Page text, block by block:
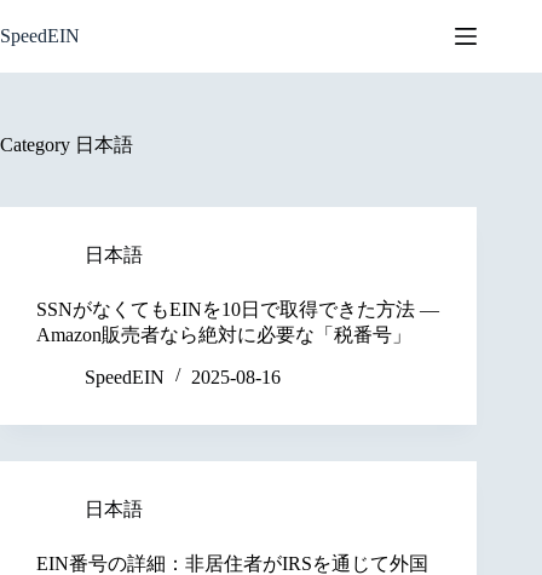
to
content
SpeedEIN
Category 日本語
日本語
SSNがなくてもEINを10日で取得できた方法 ―
Amazon販売者なら絶対に必要な「税番号」
SpeedEIN 2025-08-16
日本語
EIN番号の詳細：非居住者がIRSを通じて外国